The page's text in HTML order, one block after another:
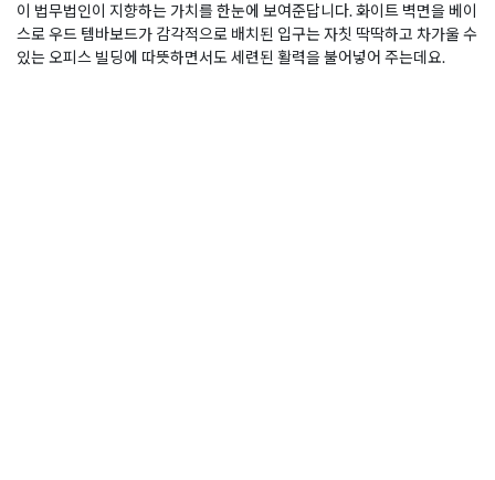
이 법무법인이 지향하는 가치를 한눈에 보여준답니다. 화이트 벽면을 베이
스로 우드 템바보드가 감각적으로 배치된 입구는 자칫 딱딱하고 차가울 수
있는 오피스 빌딩에 따뜻하면서도 세련된 활력을 불어넣어 주는데요.